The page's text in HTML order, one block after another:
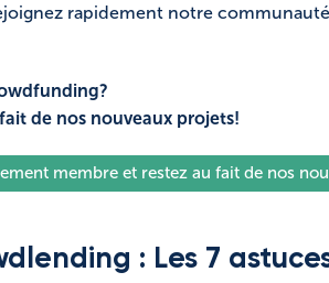
rapidement notre
de nos nouveaux projets!
membre et restez au fait de nos
: Les 7